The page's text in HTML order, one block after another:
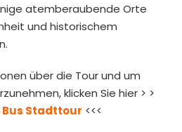
atemberaubende Orte
und historischem
über die Tour und um
klicken Sie hier > >
Stadttour <<<